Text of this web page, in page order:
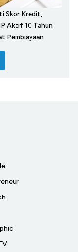
Skor Kredit,
Aktif 10 Tahun
Pembiayaan